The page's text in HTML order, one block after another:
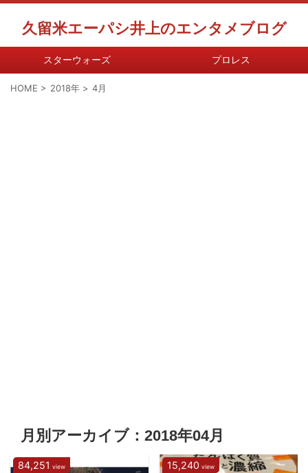
久留米エーパシ井上のエンタメブログ
スターウォーズ プロレス
HOME > 2018年 > 4月
月別アーカイブ：2018年04月
84,251 view 15,240 view